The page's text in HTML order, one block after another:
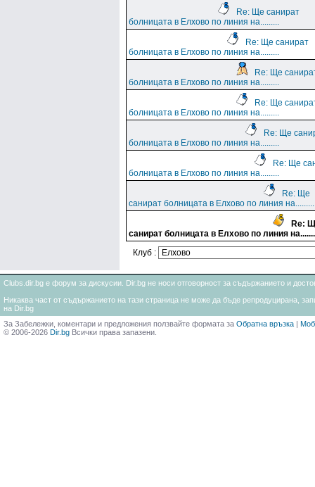
Re: Ще санират
болницата в Елхово по линия на.........
Re: Ще санират
болницата в Елхово по линия на.........
Re: Ще
болницата в Елхово по линия на.........
Re: Ще
болницата в Елхово по линия на.........
Re: Ще
болницата в Елхово по линия на.........
Re: Ще
болницата в Елхово по линия на.........
Re: Ще
санират болницата в Елхово по линия на.........
Re:
санират болницата в Елхово по линия
Клуб :
Clubs.dir.bg е форум за дискусии. Dir.bg не носи отговорност за съдържанието и
Никаква част от съдържанието на тази страница не може да бъде репродуцирана,
на Dir.bg
За Забележки, коментари и предложения ползвайте формата за Обратна връзка |
© 2006-2026 Dir.bg Всички права запазени.